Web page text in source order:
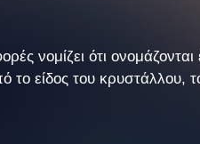
νομίζει ότι ονομάζονται
το είδος του κρυστάλλου,